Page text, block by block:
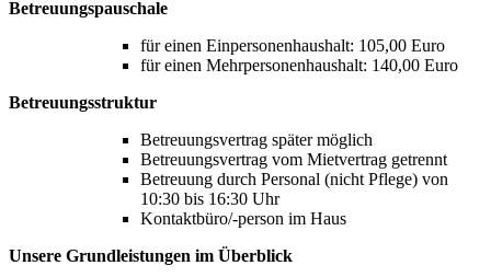
Betreuungspauschale
für einen Einpersonenhaushalt: 105,00 Euro
für einen Mehrpersonenhaushalt: 140,00 Euro
Betreuungsstruktur
Betreuungsvertrag später möglich
Betreuungsvertrag vom Mietvertrag getrennt
Betreuung durch Personal (nicht Pflege) von
10:30 bis 16:30 Uhr
Kontaktbüro/-person im Haus
Unsere Grundleistungen im Überblick